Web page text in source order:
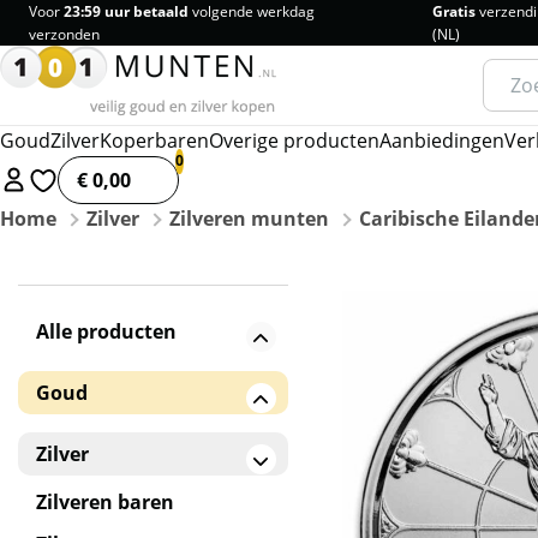
Voor23:59 uur betaald volgende werkdag
verzonden
Gratis
(NL)
naar:
GoudZilverKoperbarenOverige productenAanbiedingen
€ 0,00
Home
Zilver Zilveren munten Caribische
Alle producten
Goud
Gouden baren
Zilver
Zilveren baren